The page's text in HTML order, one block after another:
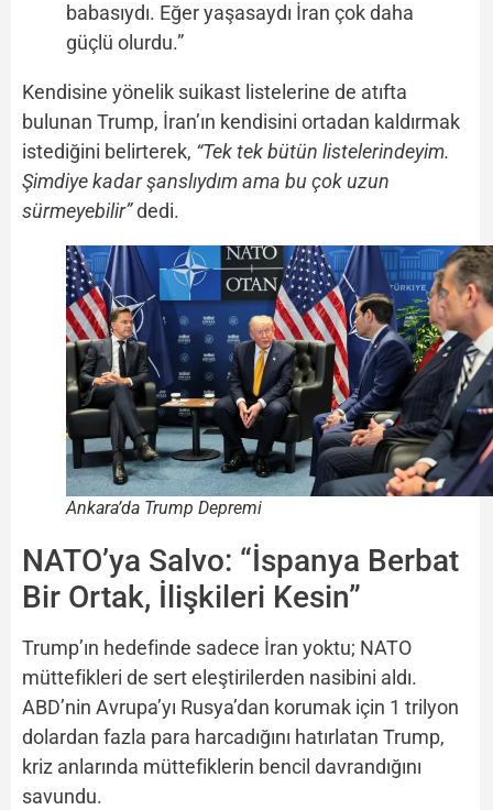
babasıydı. Eğer yaşasaydı İran çok daha
güçlü olurdu.”
Kendisine yönelik suikast listelerine de atıfta
bulunan Trump, İran’ın kendisini ortadan kaldırmak
istediğini belirterek, “Tek tek bütün listelerindeyim.
Şimdiye kadar şanslıydım ama bu çok uzun
sürmeyebilir”dedi.
Ankara’da Trump Depremi
NATO’ya Salvo: “İspanya Berbat
Bir Ortak, İlişkileri Kesin”
Trump’ın hedefinde sadece İran yoktu; NATO
müttefikleri de sert eleştirilerden nasibini aldı.
ABD’nin Avrupa’yı Rusya’dan korumak için 1 trilyon
dolardan fazla para harcadığını hatırlatan Trump,
kriz anlarında müttefiklerin bencil davrandığını
savundu.